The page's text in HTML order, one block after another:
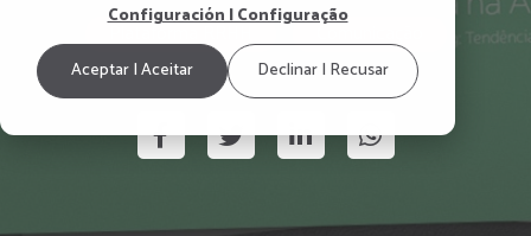
Configuración | Configuração
Aceptar | Aceitar Declinar | Recusar
Plataforma RRHH Comunicação